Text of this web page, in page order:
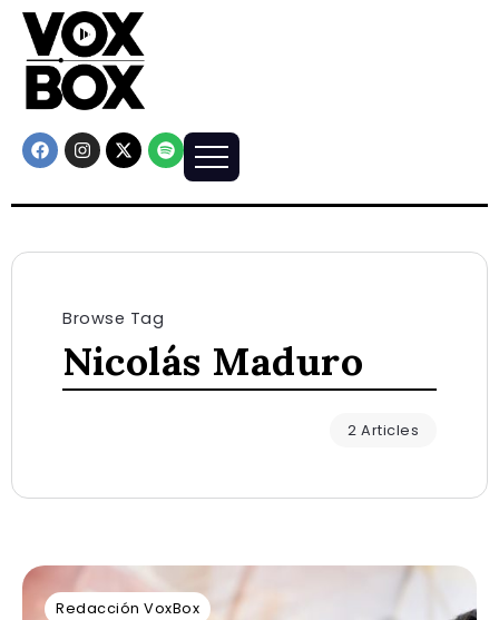
Browse Tag
Nicolás Maduro
2 Articles
Redacción VoxBox